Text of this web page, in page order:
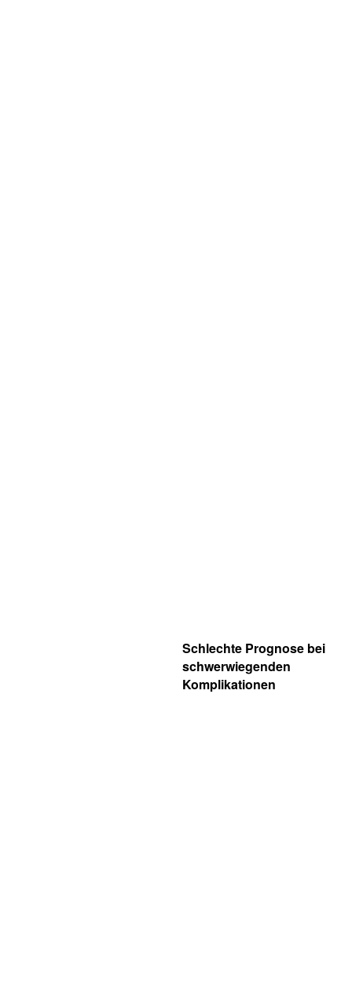
Schlechte Prognose bei
schwerwiegenden
Komplikationen